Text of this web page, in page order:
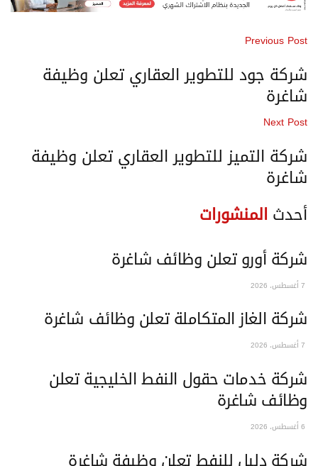
Previous Post
شركة جود للتطوير العقاري تعلن وظيفة
شاغرة
Next Post
شركة التميز للتطوير العقاري تعلن وظيفة
شاغرة
أحدثالمنشورات
شركة أورو تعلن وظائف شاغرة
شركة الغاز المتكاملة تعلن وظائف شاغرة
شركة خدمات حقول النفط الخليجية تعلن
وظائف شاغرة